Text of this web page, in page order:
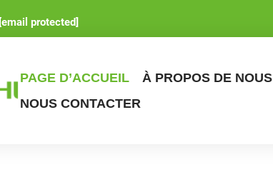
[email protected]
PAGE D’ACCUEIL À PROPOS DE NOUS
NOUS CONTACTER